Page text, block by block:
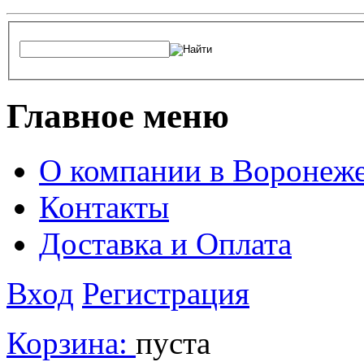
Главное меню
О компании в
Контакты
Доставка и Оплата
Вход Регистрация
Корзина: пуста